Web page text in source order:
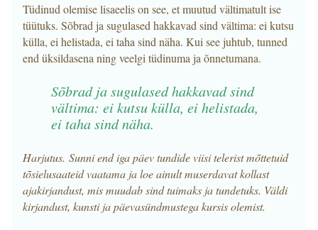
Tüdinud olemise lisaeelis on see, et muutud vältimatult ise
tüütuks. Sõbrad ja sugulased hakkavad sind vältima: ei kutsu
külla, ei helistada, ei taha sind näha. Kui see juhtub, tunned
end üksildasena ning veelgi tüdinuma ja õnnetumana.
Sõbrad ja sugulased hakkavad sind
vältima: ei kutsu külla, ei helistada,
ei taha sind näha.
Harjutus. Sunni end iga päev tundide viisi telerist mõttetuid
tõsielusaateid vaatama ja loe ainult muserdavat kollast
ajakirjandust, mis muudab sind tuimaks ja tundetuks. Väldi
kirjandust, kunsti ja päevasündmustega kursis olemist.